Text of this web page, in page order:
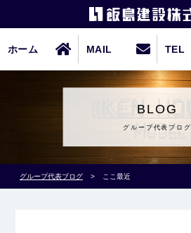
ホーム MAIL TEL
BLOG
グループ代表ブログ
グループ代表ブログ > ここ最近